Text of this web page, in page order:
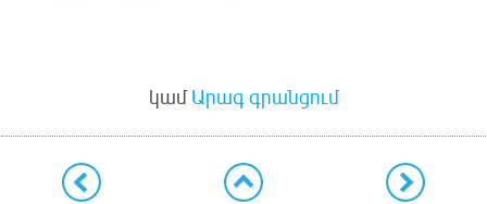
կամԱրագ գրանցում